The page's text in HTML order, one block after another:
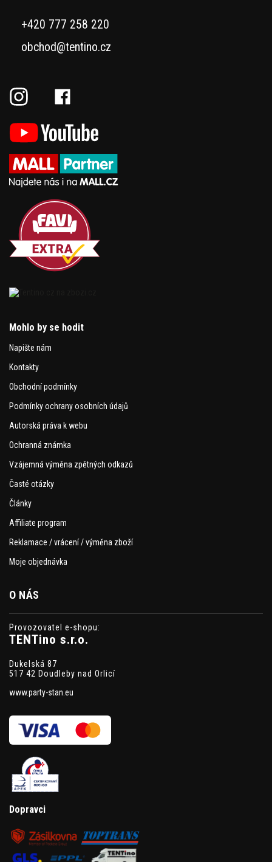
+420 777 258 220
obchod@tentino.cz
Mohlo by se hodit
Napište nám
Kontakty
Obchodní podmínky
Podmínky ochrany osobních údajů
Autorská práva k webu
Ochranná známka
Vzájemná výměna zpětných odkazů
Časté otázky
Články
Affiliate program
Reklamace / vrácení / výměna zboží
Moje objednávka
O NÁS
Provozovatel e-shopu:
TENTino s.r.o.
Dukelská 87
517 42 Doudleby nad Orlicí
www.party-stan.eu
Dopravci